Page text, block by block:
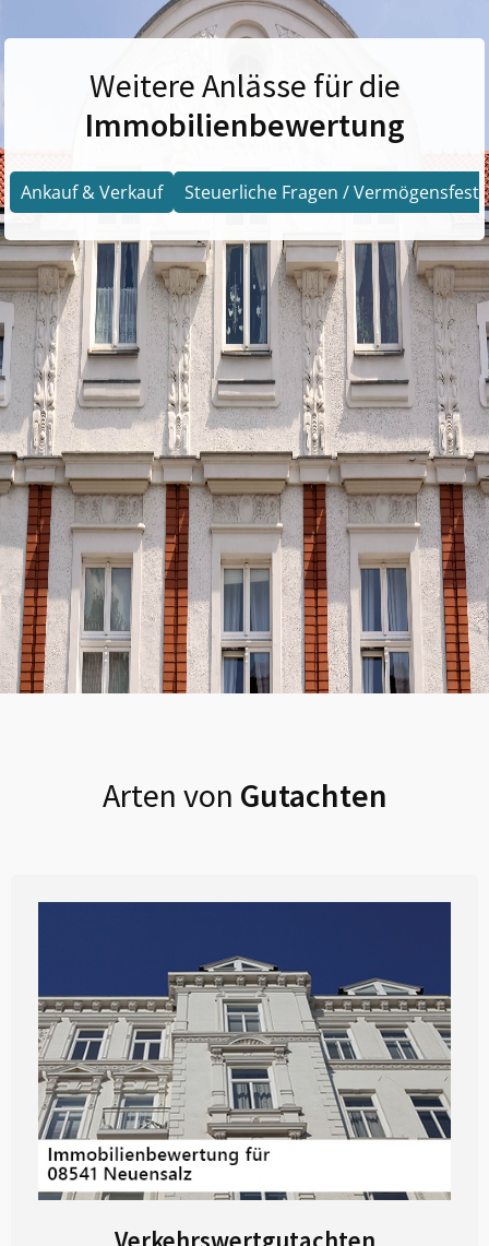
Weitere Anlässe für die
Immobilienbewertung
Ankauf & Verkauf Steuerliche Fragen /
Arten von Gutachten